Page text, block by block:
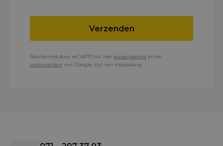
Verzenden
Beschermd door reCAPTCHA. Het privacybeleid en de
voorwaarden van Google zijn van toepassing.